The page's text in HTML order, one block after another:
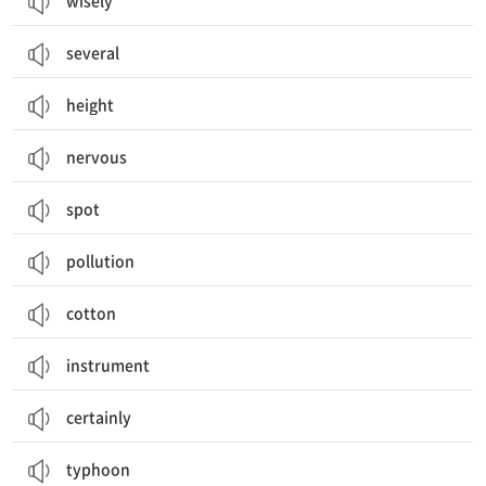
several
height
nervous
spot
pollution
cotton
instrument
certainly
typhoon